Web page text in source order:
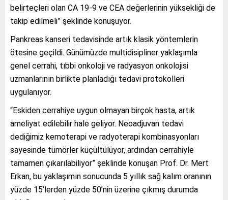
belirteçleri olan CA 19-9 ve CEA değerlerinin yüksekliği de
takip edilmeli” şeklinde konuşuyor.
Pankreas kanseri tedavisinde artık klasik yöntemlerin
ötesine geçildi. Günümüzde multidisipliner yaklaşımla
genel cerrahi, tıbbi onkoloji ve radyasyon onkolojisi
uzmanlarının birlikte planladığı tedavi protokolleri
uygulanıyor.
“Eskiden cerrahiye uygun olmayan birçok hasta, artık
ameliyat edilebilir hale geliyor. Neoadjuvan tedavi
dediğimiz kemoterapi ve radyoterapi kombinasyonları
sayesinde tümörler küçültülüyor, ardından cerrahiyle
tamamen çıkarılabiliyor” şeklinde konuşan Prof. Dr. Mert
Erkan, bu yaklaşımın sonucunda 5 yıllık sağ kalım oranının
yüzde 15’lerden yüzde 50’nin üzerine çıkmış durumda